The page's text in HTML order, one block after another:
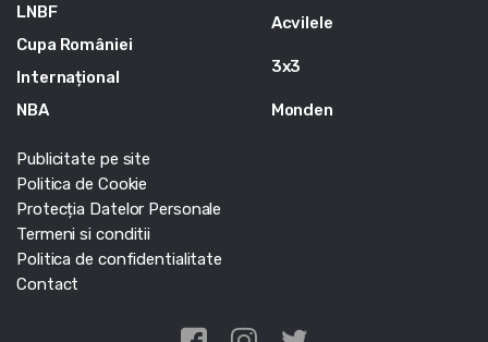
LNBF
Cupa României
Internațional
NBA
Acvilele
3x3
Monden
Publicitate pe site
Politica de Cookie
Protecția Datelor Personale
Termeni si conditii
Politica de confidentialitate
Contact